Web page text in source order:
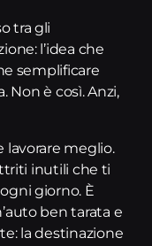
tra gli
l’idea che
semplificare
Non è così. Anzi,
lavorare meglio.
inutili che ti
giorno. È
ben tarata e
la destinazione